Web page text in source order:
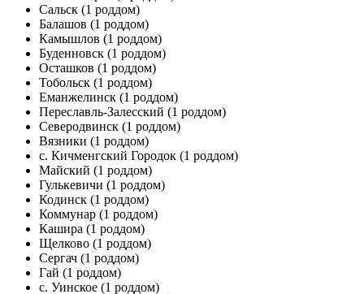
Сальск (1 роддом)
Балашов (1 роддом)
Камышлов (1 роддом)
Буденновск (1 роддом)
Осташков (1 роддом)
Тобольск (1 роддом)
Еманжелинск (1 роддом)
Переславль-Залесский (1 роддом)
Северодвинск (1 роддом)
Вязники (1 роддом)
с. Кичменгский Городок (1 роддом)
Майский (1 роддом)
Гулькевичи (1 роддом)
Кодинск (1 роддом)
Коммунар (1 роддом)
Кашира (1 роддом)
Щелково (1 роддом)
Сергач (1 роддом)
Гай (1 роддом)
с. Уинское (1 роддом)